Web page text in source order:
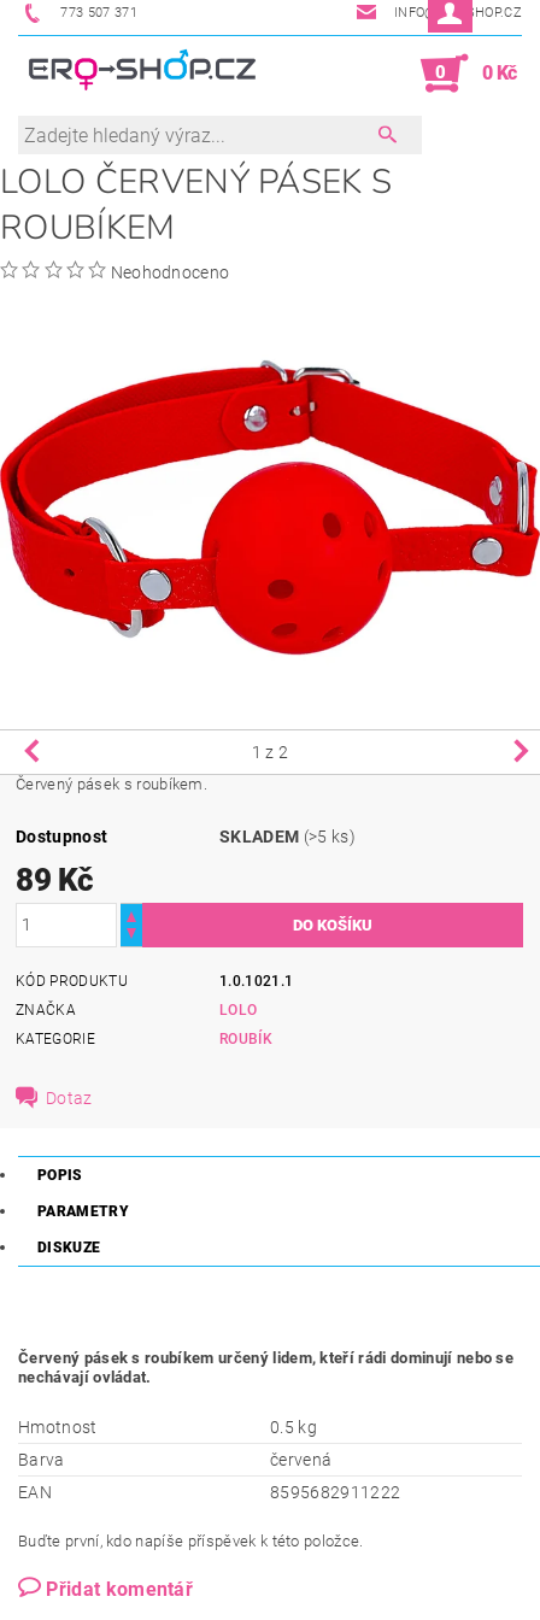
773 507 371 INFO@ERO-SHOP.CZ
0 0 Kč
LOLO ČERVENÝ PÁSEK S
ROUBÍKEM
Neohodnoceno
1 z 2
Červený pásek s roubíkem.
Dostupnost SKLADEM (>5 ks)
89 Kč
KÓD PRODUKTU
1.0.1021.1
ZNAČKA
LOLO
KATEGORIE
ROUBÍK
Dotaz
POPIS
PARAMETRY
DISKUZE
Červený pásek s roubíkem určený lidem, kteří rádi dominují nebo se
nechávají ovládat.
Hmotnost
0.5 kg
Barva
červená
EAN
8595682911222
Buďte první, kdo napíše příspěvek k této položce.
Přidat komentář